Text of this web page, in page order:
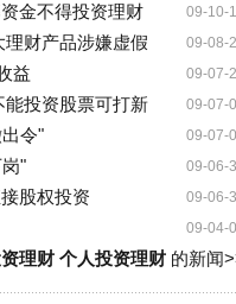
09-10-
金不得投资理财
09-08-
财产品涉嫌虚假
09-07-
益
09-07-
投资股票可打新
09-07-
令"
09-06-
"
09-06-
股权投资
09-04-
理财 个人投资理财的新闻